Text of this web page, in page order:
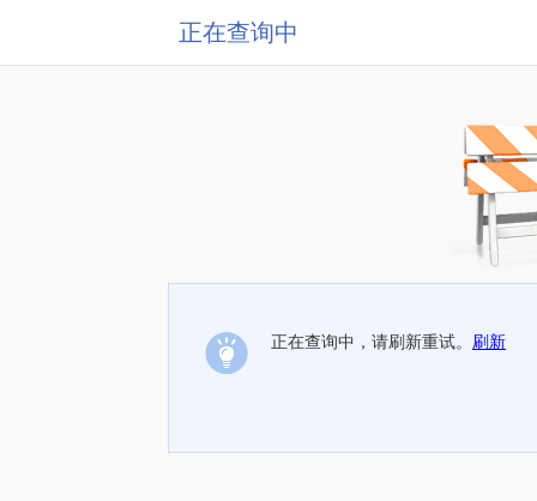
正在查询中
正在查询中，请刷新重试。 刷新